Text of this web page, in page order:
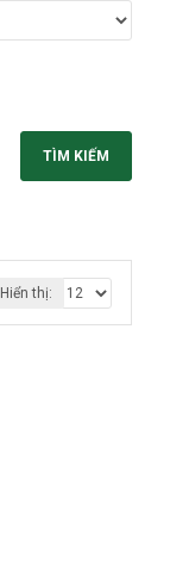
TÌM KIẾM
Hiển thị: